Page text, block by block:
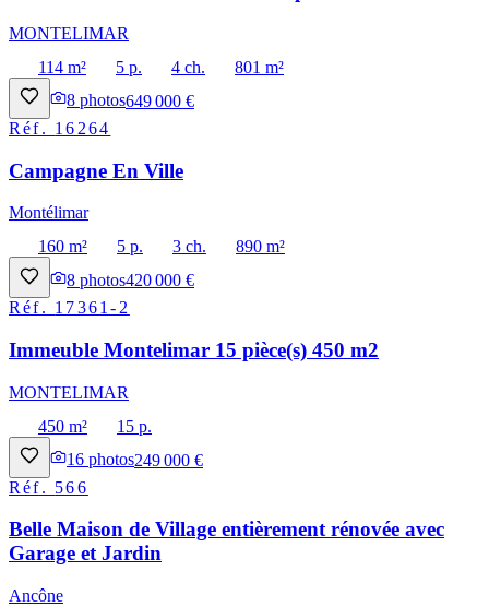
MONTELIMAR
114 m²
5 p. 4 ch.
801 m²
8 photos649 000 €
Réf. 16264
Campagne En Ville
Montélimar
160 m²
5 p. 3 ch.
890 m²
8 photos420 000 €
Réf. 17361-2
Immeuble Montelimar 15 pièce(s) 450 m2
MONTELIMAR
450 m²
15 p.
16 photos249 000 €
Réf. 566
Belle Maison de Village entièrement rénovée avec
Garage et Jardin
Ancône